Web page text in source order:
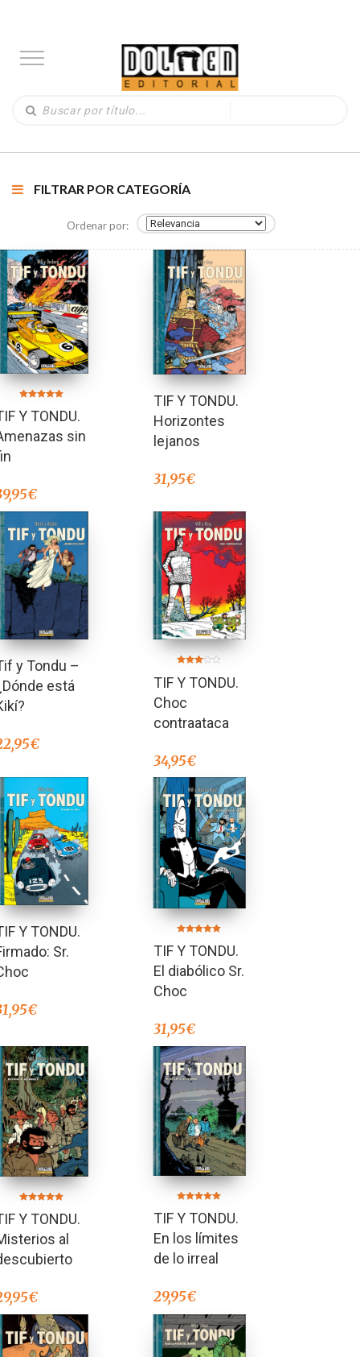
FILTRAR POR CATEGORÍA
Ordenar por:
5.00
de 5
Y TONDU.
sin
€
TIF Y TONDU.
Horizontes
lejanos
31,95€
y Tondu –
está
€
en
3.00
TIF Y TONDU.
Choc
contraataca
34,95€
Y TONDU.
Sr.
€
5.00
de 5
TIF Y TONDU.
El diabólico Sr.
Choc
31,95€
5.00
de 5
Y TONDU.
al
€
5.00
de 5
TIF Y TONDU.
En los límites
de lo irreal
29,95€